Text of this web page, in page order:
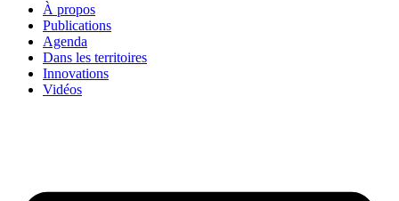
À propos
Publications
Agenda
Dans les territoires
Innovations
Vidéos